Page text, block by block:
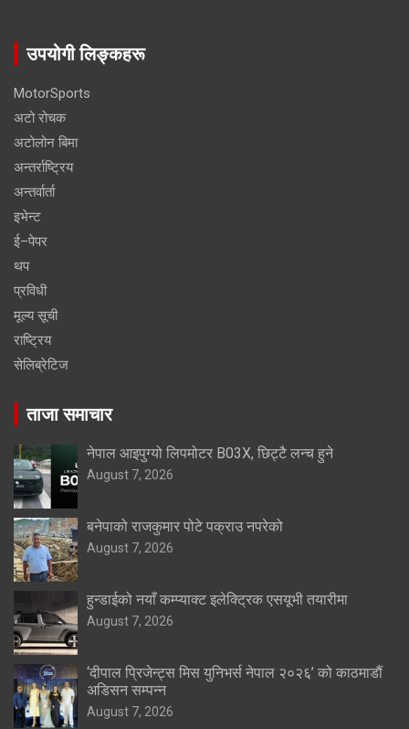
उपयोगी लिङ्कहरू
MotorSports
अटो रोचक
अटोलोन बिमा
अन्तर्राष्ट्रिय
अन्तर्वार्ता
इभेन्ट
ई–पेपर
थप
प्रविधी
मूल्य सूची
राष्ट्रिय
सेलिब्रेटिज
ताजा समाचार
नेपाल आइपुग्यो लिपमोटर B03X, छिट्टै लन्च हुने
August 7, 2026
बनेपाको राजकुमार पोटे पक्राउ नपरेको
August 7, 2026
हुन्डाईको नयाँ कम्प्याक्ट इलेक्ट्रिक एसयूभी तयारीमा
August 7, 2026
‘दीपाल प्रिजेन्ट्स मिस युनिभर्स नेपाल २०२६’ को काठमाडौं
अडिसन सम्पन्न
August 7, 2026